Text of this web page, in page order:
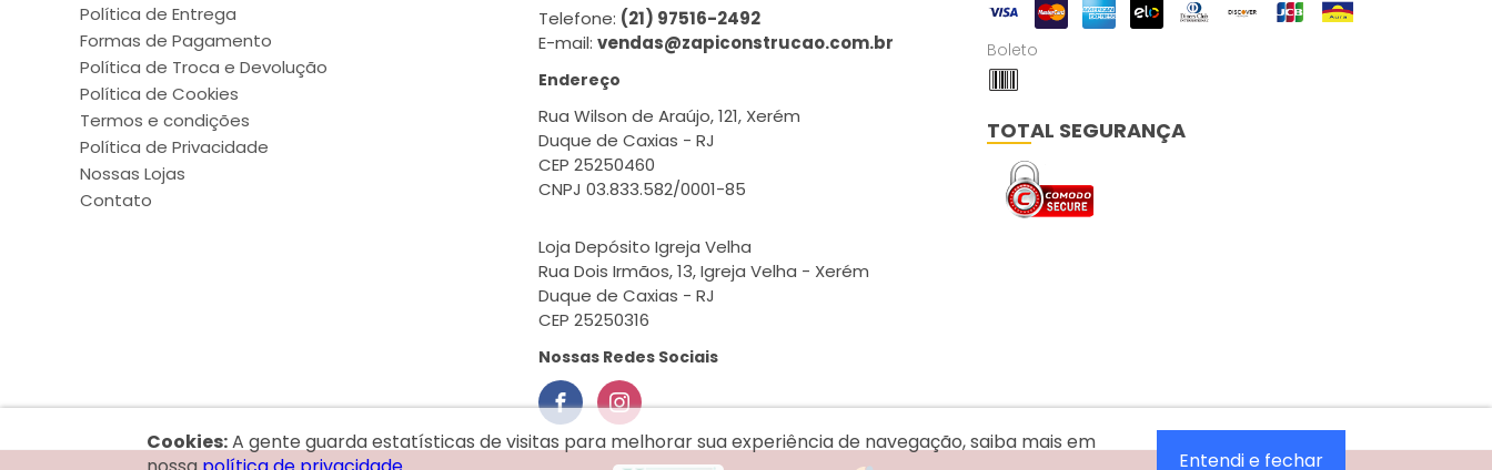
Política de Entrega
Formas de Pagamento
Política de Troca e Devolução
Política de Cookies
Termos e condições
Política de Privacidade
Nossas Lojas
Contato
Telefone: (21) 97516-2492
E-mail:vendas@zapiconstrucao.com.br
Endereço
Rua Wilson de Araújo, 121, Xerém
Duque de Caxias - RJ
CEP 25250460
CNPJ 03.833.582/0001-85
Loja Depósito Igreja Velha
Rua Dois Irmãos, 13, Igreja Velha - Xerém
Duque de Caxias - RJ
CEP 25250316
Nossas Redes Sociais
Boleto
TOTAL SEGURANÇA
Cookies:A gente guarda estatísticas de visitas para melhorar sua experiência de navegação, saiba mais em
Entendi e fechar